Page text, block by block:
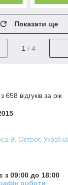
Показати ще
1 / 4
відгуків за рік
9, Острог, Україна
з 09:00 до 18:00
роботи